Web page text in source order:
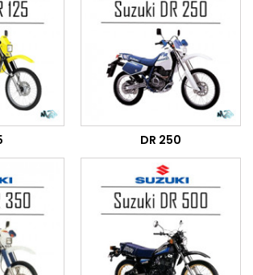
DR 250